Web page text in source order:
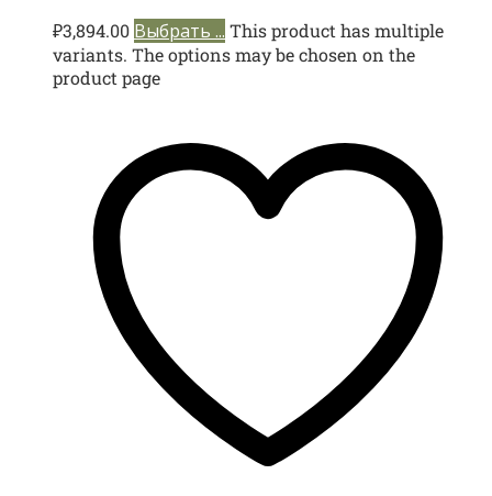
₽3,894.00 Выбрать ... This product has multiple
variants. The options may be chosen on the
product page